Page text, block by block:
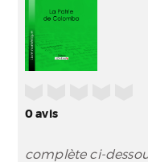
0avis
complète ci-